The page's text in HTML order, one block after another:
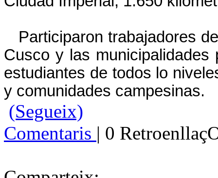
Participaron trabajadores
Cusco y las
estudiantes de todos lo
y comunidades campesinas.
(Segueix)
Comentaris | 0